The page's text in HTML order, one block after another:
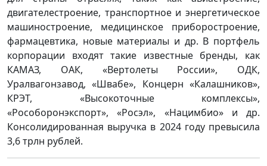
двигателестроение, транспортное и энергетическое
машиностроение, медицинское приборостроение,
фармацевтика, новые материалы и др. В портфель
корпорации входят такие известные бренды, как
КАМАЗ, ОАК, «Вертолеты России», ОДК,
Уралвагонзавод, «Швабе», Концерн «Калашников»,
КРЭТ, «Высокоточные комплексы»,
«Рособоронэкспорт», «Росэл», «Нацимбио» и др.
Консолидированная выручка в 2024 году превысила
3,6 трлн рублей.